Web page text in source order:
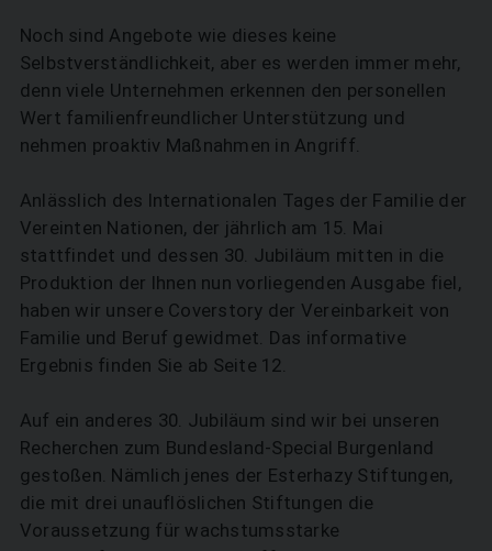
Noch sind Angebote wie dieses keine
Selbstverständlichkeit, aber es werden immer mehr,
denn viele Unternehmen erkennen den personellen
Wert familienfreundlicher Unterstützung und
nehmen proaktiv Maßnahmen in Angriff.
Anlässlich des Internationalen Tages der Familie der
Vereinten Nationen, der jährlich am 15. Mai
stattfindet und dessen 30. Jubiläum mitten in die
Produktion der Ihnen nun vorliegenden Ausgabe fiel,
haben wir unsere Coverstory der Vereinbarkeit von
Familie und Beruf gewidmet. Das informative
Ergebnis finden Sie ab Seite 12.
Auf ein anderes 30. Jubiläum sind wir bei unseren
Recherchen zum Bundesland-Special Burgenland
gestoßen. Nämlich jenes der Esterhazy Stiftungen,
die mit drei unauflöslichen Stiftungen die
Voraussetzung für wachstumsstarke
SUCHEN